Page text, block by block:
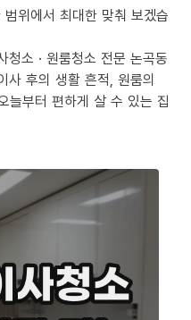
위에서 최대한 맞춰 보겠습
청소 · 원룸청소 전문 논곡동
사 후의 생활 흔적, 원룸의
늘부터 편하게 살 수 있는 집